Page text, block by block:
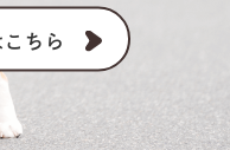
ちら